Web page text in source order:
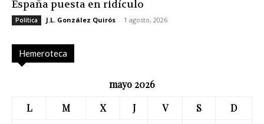
España puesta en ridículo
Política J.L. González Quirós - 1 agosto, 2026
Hemeroteca
mayo 2026
L
M X J V S
D